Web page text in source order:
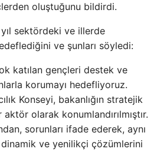
oluştuğunu bildirdi.
sektördeki ve illerde
ve şunları söyledi:
katılan gençleri destek ve
korumayı hedefliyoruz.
Konseyi, bakanlığın stratejik
olarak konumlandırılmıştır.
sorunları ifade ederek, aynı
ve yenilikçi çözümlerini